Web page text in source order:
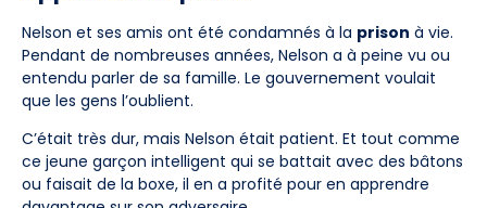
Nelson et ses amis ont été condamnés à la prison à vie.
Pendant de nombreuses années, Nelson a à peine vu ou
entendu parler de sa famille. Le gouvernement voulait
que les gens l’oublient.
C’était très dur, mais Nelson était patient. Et tout comme
ce jeune garçon intelligent qui se battait avec des bâtons
ou faisait de la boxe, il en a profité pour en apprendre